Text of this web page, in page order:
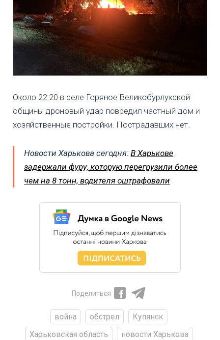
Около 22:20 в селе Горяное Великобурлукской
общины дроновый удар повредил частный дом и
хозяйственные постройки. Пострадавших нет.
Новости Харькова сегодня: В Харькове
задержали фуру, которую перегрузили более
чем на 8 тонн, водителя оштрафовали
Поделиться
война обстрел
Купянск
Харьковская область
новости Харькова